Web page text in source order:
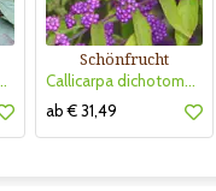
giraldii
Schönfrucht
Callicarpa dichotoma 'Issai'
ab € 31,49